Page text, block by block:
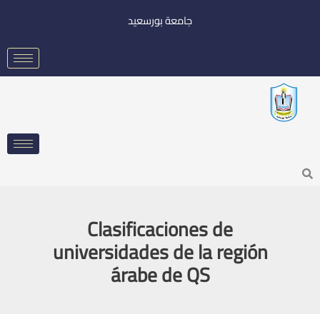
جامعة بورسعيد
Search
Clasificaciones de
universidades de la región
árabe de QS